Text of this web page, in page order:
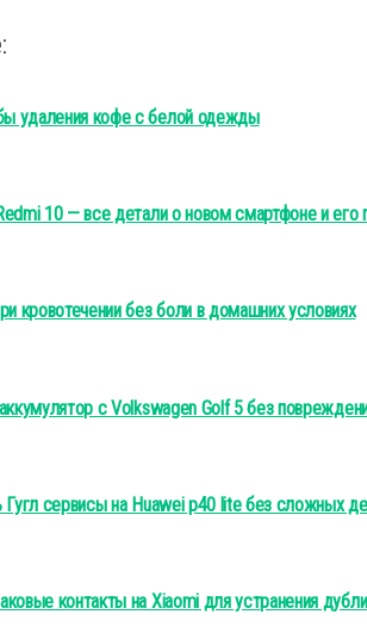
удаления кофе с белой одежды
10 — все детали о новом смартфоне и его
кровотечении без боли в домашних условиях
с Volkswagen Golf 5 без
Гугл сервисы на Huawei p40 lite без сложных
контакты на Xiaomi для устранения